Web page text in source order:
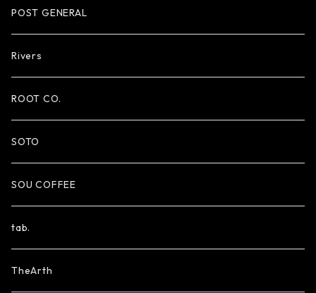
POST GENERAL
Rivers
ROOT CO.
SOTO
SOU COFFEE
tab.
TheArth